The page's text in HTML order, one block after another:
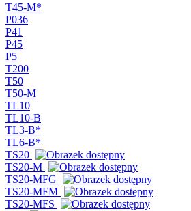
T45-M*
P036
P41
P45
P5
T200
T50
T50-M
TL10
TL10-B
TL3-B*
TL6-B*
TS20
TS20-M
TS20-MFG
TS20-MFM
TS20-MFS